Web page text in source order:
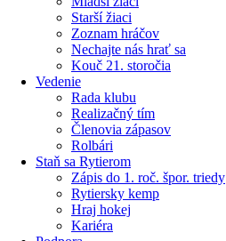
Starší žiaci
Zoznam hráčov
Nechajte nás hrať sa
Kouč 21. storočia
Vedenie
Rada klubu
Realizačný tím
Členovia zápasov
Rolbári
Staň sa Rytierom
Zápis do 1. roč. špor. triedy
Rytiersky kemp
Hraj hokej
Kariéra